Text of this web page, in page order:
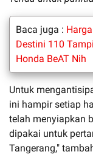
Baca juga :
Destini 110
Honda BeAT Nih
Untuk
ini hampir setiap
telah menyiapkan
dipakai untuk
Tangerang,"